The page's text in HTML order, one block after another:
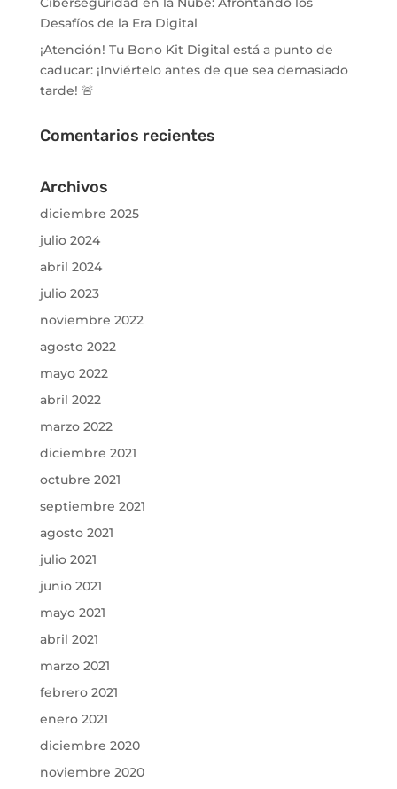
Desafíos de la Era Digital
¡Atención! Tu Bono Kit Digital está a punto de
caducar: ¡Inviértelo antes de que sea demasiado
tarde! 🚨
Comentarios recientes
Archivos
diciembre 2025
julio 2024
abril 2024
julio 2023
noviembre 2022
agosto 2022
mayo 2022
abril 2022
marzo 2022
diciembre 2021
octubre 2021
septiembre 2021
agosto 2021
julio 2021
junio 2021
mayo 2021
abril 2021
marzo 2021
febrero 2021
enero 2021
diciembre 2020
noviembre 2020